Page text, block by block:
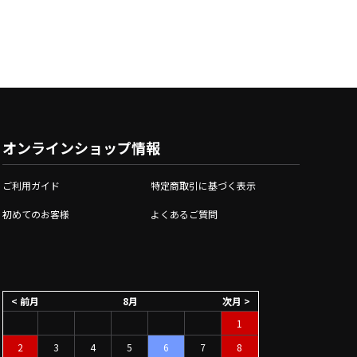
オンラインショップ情報
ご利用ガイド 特定商取引に基づく表示
初めてのお客様 よくあるご質問
8月
< 前月
次月 >
1
2
3 4 5 6 7 8